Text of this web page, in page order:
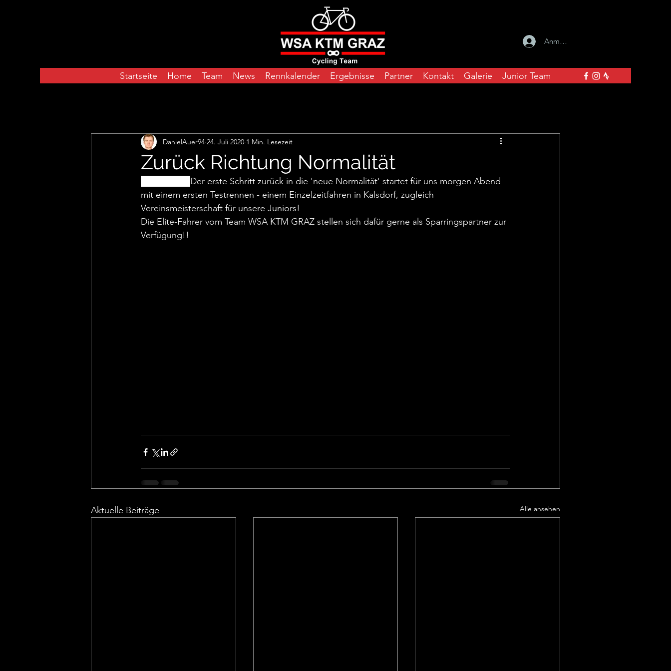
Anmelden
Startseite Home Team News Rennkalender Ergebnisse Partner Kontakt Galerie Junior Team
Zurück Richtung Normalität
DanielAuer94 24. Juli 2020 1 Min. Lesezeit
Der erste Schritt zurück in die 'neue Normalität' startet für uns morgen Abend
mit einem ersten Testrennen - einem Einzelzeitfahren in Kalsdorf, zugleich
Vereinsmeisterschaft für unsere Juniors!
Die Elite-Fahrer vom Team WSA KTM GRAZ stellen sich dafür gerne als Sparringspartner zur
Verfügung!!
Aktuelle Beiträge Alle ansehen